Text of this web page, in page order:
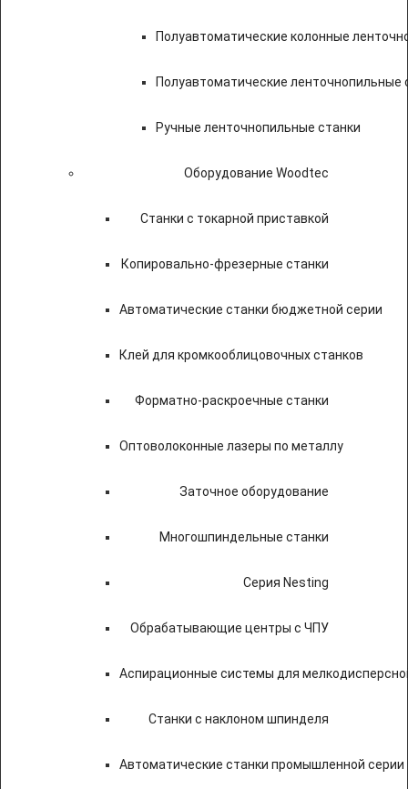
Полуавтоматические колонные
Полуавтоматические ленточнопильные
Ручные ленточнопильные станки
Оборудование Woodtec
Станки с токарной приставкой
Копировально-фрезерные станки
Автоматические станки бюджетной серии
Клей для кромкооблицовочных станков
Форматно-раскроечные станки
Оптоволоконные лазеры по металлу
Заточное оборудование
Многошпиндельные станки
Серия Nesting
Обрабатывающие центры с ЧПУ
Аспирационные системы для
Станки с наклоном шпинделя
Автоматические станки промышленной серии